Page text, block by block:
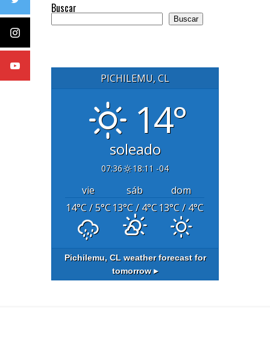
Buscar
Buscar
PICHILEMU, CL
14°
soleado
07:36 18:11 -04
vie sáb
dom
14°C/ 5°C13°C/ 4°C13°C/ 4°C
Pichilemu, CL weather forecast for
tomorrow ▸